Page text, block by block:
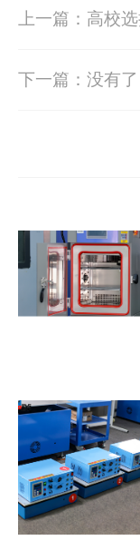
上一篇：高校
下一篇：没有了